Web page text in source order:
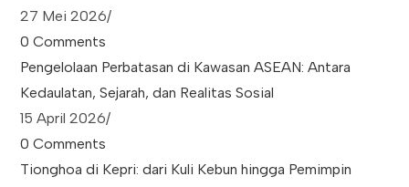
27 Mei 2026/
0 Comments
Pengelolaan Perbatasan di Kawasan ASEAN: Antara
Kedaulatan, Sejarah, dan Realitas Sosial
15 April 2026/
0 Comments
Tionghoa di Kepri: dari Kuli Kebun hingga Pemimpin